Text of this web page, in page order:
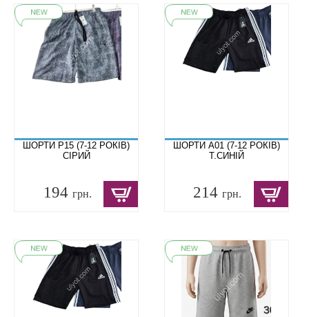
ШОРТИ P15 (7-12 РОКІВ)
СІРИЙ
194 грн.
ШОРТИ A01 (7-12 РОКІВ)
Т.СИНІЙ
214грн.